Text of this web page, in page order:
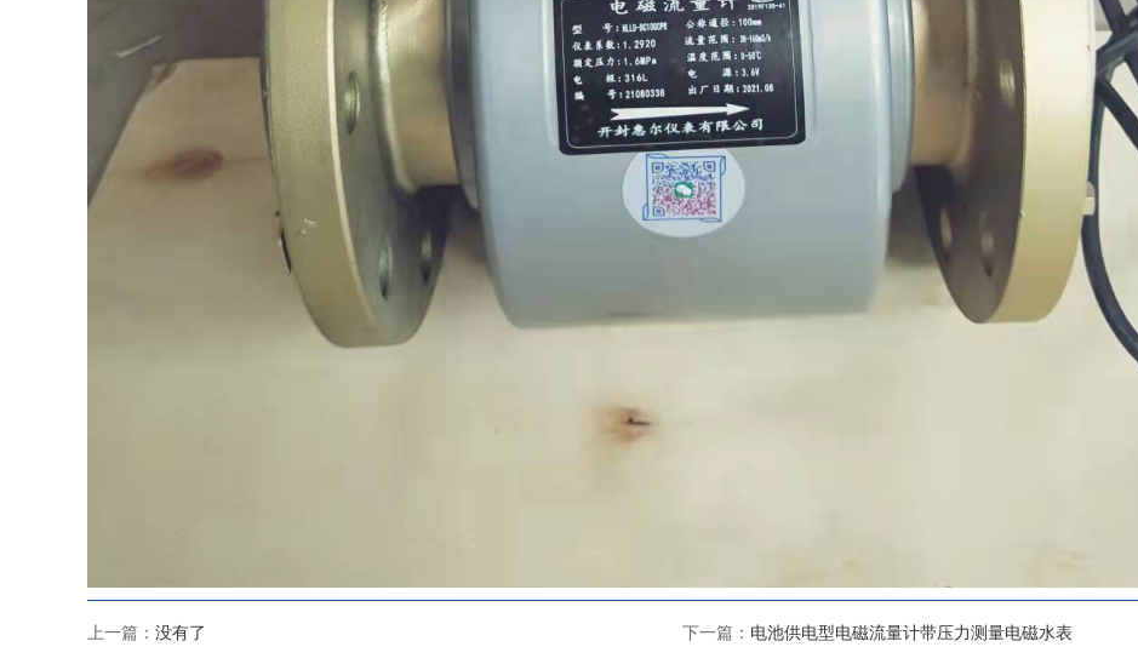
上一篇： 没有了 下一篇： 电池供电型电磁流量计带压力测量电磁水表